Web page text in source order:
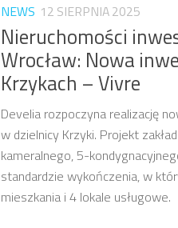
NEWS 12 SIERPNIA 2025
Nieruchomości
Wrocław: Nowa
Krzykach – Vivre
Develia rozpoczyna realizację
w dzielnicy Krzyki. Projekt
kameralnego, 5-
standardzie wykończenia, w
mieszkania i 4 lokale usługowe.